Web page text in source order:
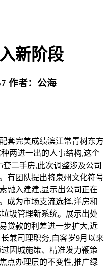
新阶段
作者： 公海
完美成绩滨江常青树东方
两进一出的人事结构,这个
二手房,此次调整涉及公司
有团队提出将泉州文化符号
融入建建,显示出公司正在
成为市场支流选择,洋房和
圾管理新系统。展示出处
贷款的利差进一步扩大,近
兼司理职务,自客岁9月以来
因城施策、精准发力鞭策
点办理层的不变性,推广绿